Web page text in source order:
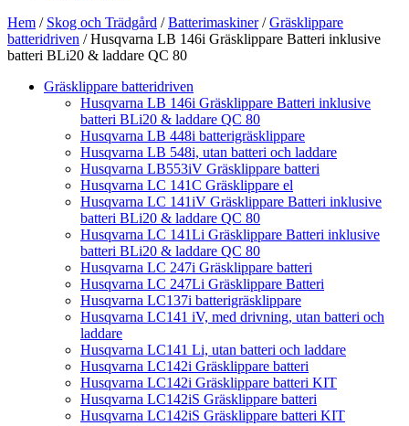
Hem / Skog och Trädgård /Batterimaskiner/Gräsklippare
batteridriven / Husqvarna LB 146i Gräsklippare Batteri inklusive
batteri BLi20 & laddare QC 80
Gräsklippare batteridriven
Husqvarna LB 146i Gräsklippare Batteri inklusive
batteri BLi20 & laddare QC 80
Husqvarna LB 448i batterigräsklippare
Husqvarna LB 548i, utan batteri och laddare
Husqvarna LB553iV Gräsklippare batteri
Husqvarna LC 141C Gräsklippare el
Husqvarna LC 141iV Gräsklippare Batteri inklusive
batteri BLi20 & laddare QC 80
Husqvarna LC 141Li Gräsklippare Batteri inklusive
batteri BLi20 & laddare QC 80
Husqvarna LC 247i Gräsklippare batteri
Husqvarna LC 247Li Gräsklippare Batteri
Husqvarna LC137i batterigräsklippare
Husqvarna LC141 iV, med drivning, utan batteri och
laddare
Husqvarna LC141 Li, utan batteri och laddare
Husqvarna LC142i Gräsklippare batteri
Husqvarna LC142i Gräsklippare batteri KIT
Husqvarna LC142iS Gräsklippare batteri
Husqvarna LC142iS Gräsklippare batteri KIT